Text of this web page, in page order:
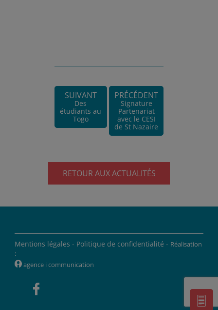
]
SUIVANT
Des
étudiants au
Togo
PRÉCÉDENT
Signature
Partenariat
avec le CESI
de St Nazaire
RETOUR AUX ACTUALITÉS
Mentions légales - Politique de confidentialité - Réalisation
:
W agence i communication
'